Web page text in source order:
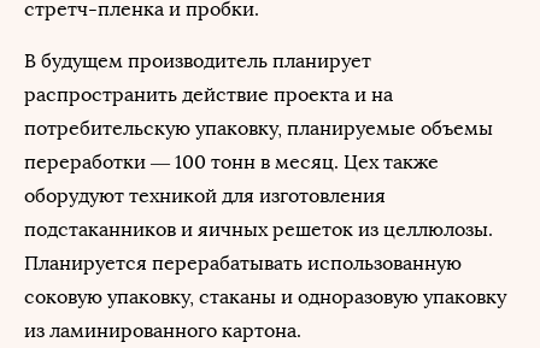
стретч-пленка и пробки.
В будущем производитель планирует
распространить действие проекта и на
потребительскую упаковку, планируемые объемы
переработки — 100 тонн в месяц. Цех также
оборудуют техникой для изготовления
подстаканников и яичных решеток из целлюлозы.
Планируется перерабатывать использованную
соковую упаковку, стаканы и одноразовую упаковку
из ламинированного картона.